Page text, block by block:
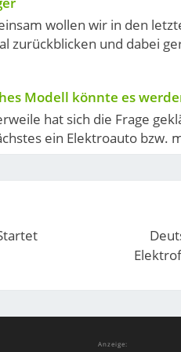
wollen wir in den
zurückblicken und dabei
Modell könnte es
hat sich die Frage
ein Elektroauto bzw.
Anzeige: